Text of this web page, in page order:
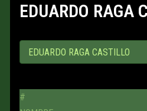
EDUARDO RAGA
#